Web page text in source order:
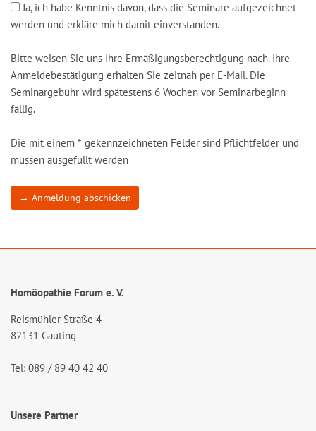
Ja, ich habe Kenntnis davon, dass die Seminare aufgezeichnet
werden und erkläre mich damit einverstanden.
Bitte weisen Sie uns Ihre Ermäßigungsberechtigung nach. Ihre
Anmeldebestätigung erhalten Sie zeitnah per E-Mail. Die
Seminargebühr wird spätestens 6 Wochen vor Seminarbeginn
fällig.
Die mit einem * gekennzeichneten Felder sind Pflichtfelder und
müssen ausgefüllt werden
→ Anmeldung abschicken
Homöopathie Forum e. V.
Reismühler Straße 4
82131 Gauting
Tel: 089 / 89 40 42 40
Unsere Partner